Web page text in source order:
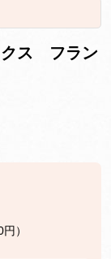
クス フラン
）